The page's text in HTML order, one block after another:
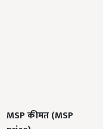
MSP कीमत (MSP